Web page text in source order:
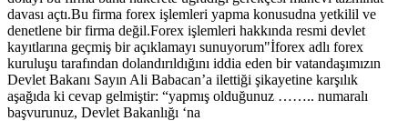
davası açtı.Bu firma forex işlemleri yapma konusudna yetkilil ve
denetlene bir firma değil.Forex işlemleri hakkında resmi devlet
kayıtlarına geçmiş bir açıklamayı sunuyorum"İforex adlı forex
kuruluşu tarafından dolandırıldığını iddia eden bir vatandaşımızın
Devlet Bakanı Sayın Ali Babacan’a ilettiği şikayetine karşılık
aşağıda ki cevap gelmiştir: “yapmış olduğunuz …….. numaralı
başvurunuz, Devlet Bakanlığı ‘na